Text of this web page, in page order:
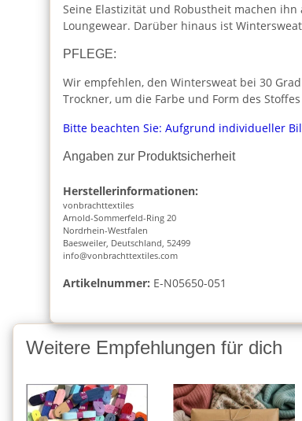
Seine Elastizität und Robustheit machen
Loungewear. Darüber hinaus ist
PFLEGE:
Wir empfehlen, den Wintersweat bei 30
Trockner, um die Farbe und Form des
Bitte beachten Sie: Aufgrund individueller
Angaben zur Produktsicherheit
Herstellerinformationen:
vonbrachttextiles
Arnold-Sommerfeld-Ring 20
Nordrhein-Westfalen
Baesweiler, Deutschland, 52499
info@vonbrachttextiles.com
Artikelnummer: E-N05650-051
Weitere Empfehlungen für dich